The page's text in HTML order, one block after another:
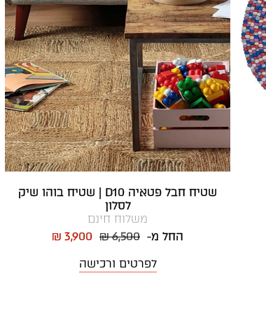
שטיח חבל פטאיה D10 | שטיח בוהו שיק
לסלון
משלוח חינם
החל מ- ₪ 6,500
₪ 3,900
לפרטים ורכישה